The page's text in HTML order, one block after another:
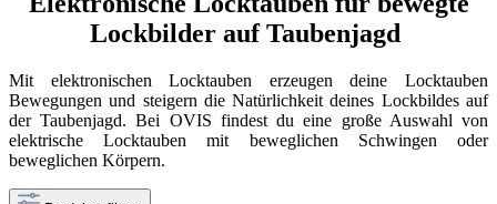
Lockbilder auf Taubenjagd
Mit elektronischen Locktauben erzeugen deine Locktauben
Bewegungen und steigern die Natürlichkeit deines Lockbildes auf
der Taubenjagd. Bei OVIS findest du eine große Auswahl von
elektrische Locktauben mit beweglichen Schwingen oder
beweglichen Körpern.